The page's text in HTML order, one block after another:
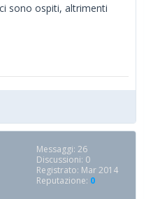
sono ospiti, altrimenti
Messaggi: 26
Discussioni: 0
Registrato: Mar 2014
Reputazione: 0